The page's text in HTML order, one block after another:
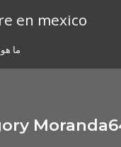
en mexico
ما